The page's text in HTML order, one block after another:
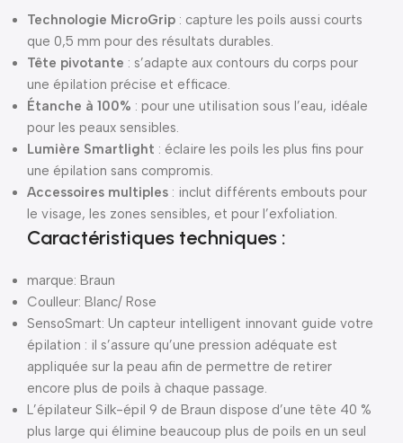
Technologie MicroGrip : capture les poils aussi courts
que 0,5 mm pour des résultats durables.
Tête pivotante : s’adapte aux contours du corps pour
une épilation précise et efficace.
Étanche à 100% : pour une utilisation sous l’eau, idéale
pour les peaux sensibles.
Lumière Smartlight : éclaire les poils les plus fins pour
une épilation sans compromis.
Accessoires multiples : inclut différents embouts pour
le visage, les zones sensibles, et pour l’exfoliation.
Caractéristiques techniques :
marque: Braun
Coulleur: Blanc/ Rose
SensoSmart: Un capteur intelligent innovant guide votre
épilation : il s’assure qu’une pression adéquate est
appliquée sur la peau afin de permettre de retirer
encore plus de poils à chaque passage.
L’épilateur Silk-épil 9 de Braun dispose d’une tête 40 %
plus large qui élimine beaucoup plus de poils en un seul